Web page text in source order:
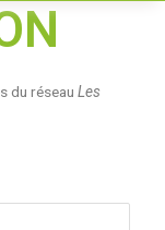
du réseau Les